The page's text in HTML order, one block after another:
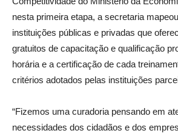
nesta primeira etapa, a secretaria
instituições públicas e privadas que
gratuitos de capacitação e qualificação
horária e a certificação de cada
critérios adotados pelas instituições
“Fizemos uma curadoria pensando em
necessidades dos cidadãos e dos